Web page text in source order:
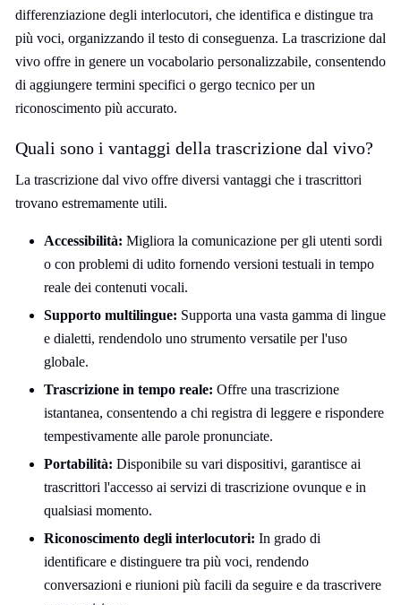
differenziazione degli interlocutori, che identifica e distingue tra
più voci, organizzando il testo di conseguenza. La trascrizione dal
vivo offre in genere un vocabolario personalizzabile, consentendo
di aggiungere termini specifici o gergo tecnico per un
riconoscimento più accurato.
Quali sono i vantaggi della trascrizione dal vivo?
La trascrizione dal vivo offre diversi vantaggi che i trascrittori
trovano estremamente utili.
Accessibilità: Migliora la comunicazione per gli utenti sordi
o con problemi di udito fornendo versioni testuali in tempo
reale dei contenuti vocali.
Supporto multilingue: Supporta una vasta gamma di lingue
e dialetti, rendendolo uno strumento versatile per l'uso
globale.
Trascrizione in tempo reale: Offre una trascrizione
istantanea, consentendo a chi registra di leggere e rispondere
tempestivamente alle parole pronunciate.
Portabilità: Disponibile su vari dispositivi, garantisce ai
trascrittori l'accesso ai servizi di trascrizione ovunque e in
qualsiasi momento.
Riconoscimento degli interlocutori: In grado di
identificare e distinguere tra più voci, rendendo
conversazioni e riunioni più facili da seguire e da trascrivere